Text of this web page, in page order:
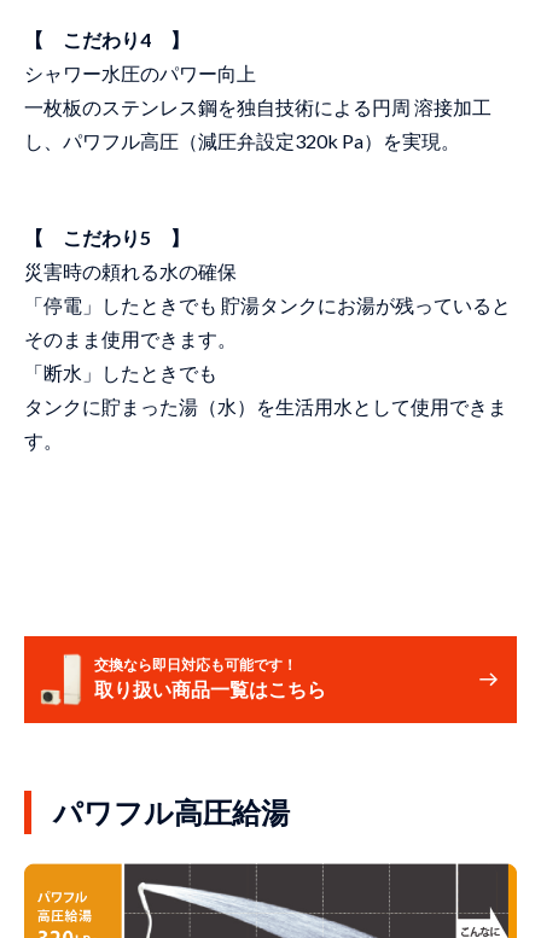
【 こだわり4 】
シャワー水圧のパワー向上
一枚板のステンレス鋼を独自技術による円周 溶接加工
し、パワフル高圧（減圧弁設定320k Pa）を実現。
【 こだわり5 】
災害時の頼れる水の確保
「停電」したときでも 貯湯タンクにお湯が残っていると
そのまま使用できます。
「断水」したときでも
タンクに貯まった湯（水）を生活用水として使用できま
す。
交換なら即日対応も可能です！
取り扱い商品一覧はこちら
パワフル高圧給湯